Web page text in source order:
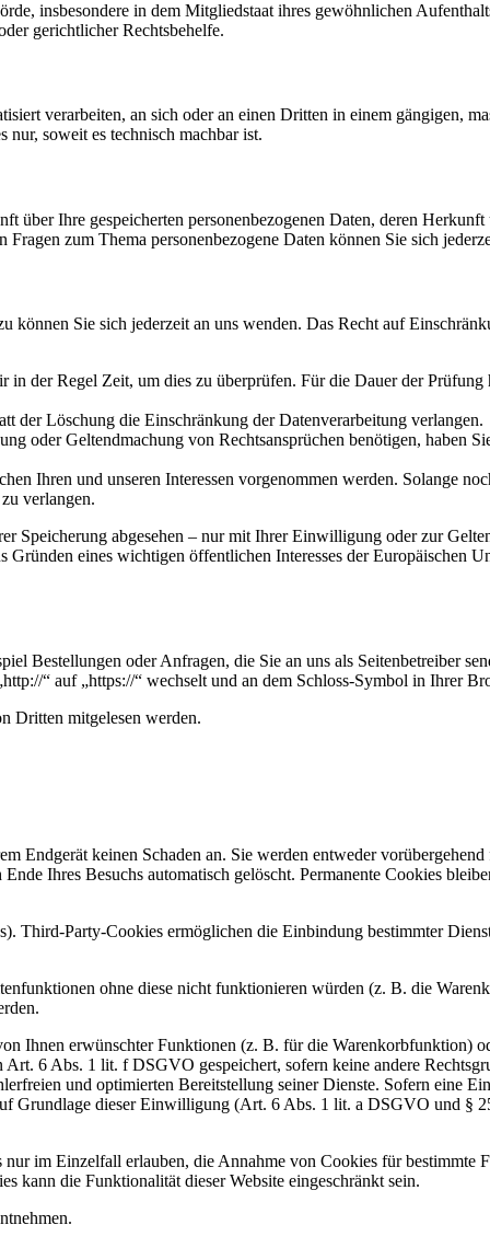
insbesondere in dem Mitgliedstaat ihres gewöhnlichen
gerichtlicher Rechtsbehelfe.
verarbeiten, an sich oder an einen Dritten in einem gängigen,
soweit es technisch machbar ist.
über Ihre gespeicherten personenbezogenen Daten, deren
zum Thema personenbezogene Daten können Sie sich
Sie sich jederzeit an uns wenden. Das Recht auf
der Regel Zeit, um dies zu überprüfen. Für die Dauer der
der Löschung die Einschränkung der Datenverarbeitung verlangen.
oder Geltendmachung von Rechtsansprüchen benötigen, haben
Ihren und unseren Interessen vorgenommen werden. Solange
verlangen.
Speicherung abgesehen – nur mit Ihrer Einwilligung oder zur
eines wichtigen öffentlichen Interesses der Europäischen
Bestellungen oder Anfragen, die Sie an uns als Seitenbetreiber
“ auf „https://“ wechselt und an dem Schloss-Symbol in Ihrer
Dritten mitgelesen werden.
Endgerät keinen Schaden an. Sie werden entweder
Ihres Besuchs automatisch gelöscht. Permanente Cookies
Third-Party-Cookies ermöglichen die Einbindung bestimmter
ohne diese nicht funktionieren würden (z. B. die
Ihnen erwünschter Funktionen (z. B. für die Warenkorbfunktion)
6 Abs. 1 lit. f DSGVO gespeichert, sofern keine andere
und optimierten Bereitstellung seiner Dienste. Sofern eine
Grundlage dieser Einwilligung (Art. 6 Abs. 1 lit. a DSGVO und
im Einzelfall erlauben, die Annahme von Cookies für bestimmte
kann die Funktionalität dieser Website eingeschränkt sein.